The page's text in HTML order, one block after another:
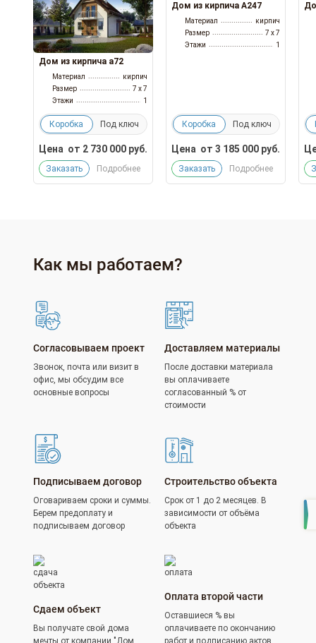
Дом из кирпича а72
Материал
кирпич
Размер
7 x 7
Этажи
1
Коробка Под ключ
Цена от 2 730 000руб.
Заказать Подробнее
Дом из кирпича А247
Материал
кирпич
Размер
7 x 7
Этажи
1
Коробка Под ключ
Цена от 3 185 000руб.
Заказать Подробнее
Как мы работаем?
Согласовываем проект
Звонок, почта или визит в
офис, мы обсудим все
основные вопросы
Доставляем материалы
После доставки материала
вы оплачиваете
согласованный % от
стоимости
Подписываем договор
Оговариваем сроки и суммы.
Берем предоплату и
подписываем договор
Строительство объекта
Срок от 1 до 2 месяцев. В
зависимости от объёма
объекта
Сдаем объект
Вы получате свой дома
мечты от компании "Дом
Оплата второй части
Оставшиеся % вы
оплачиваете по окончанию
работ и подписанию актов